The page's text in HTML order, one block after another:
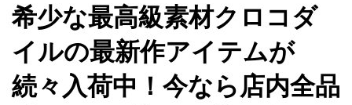
希少な最高級素材クロコダ
イルの最新作アイテムが
続々入荷中！今なら店内全品